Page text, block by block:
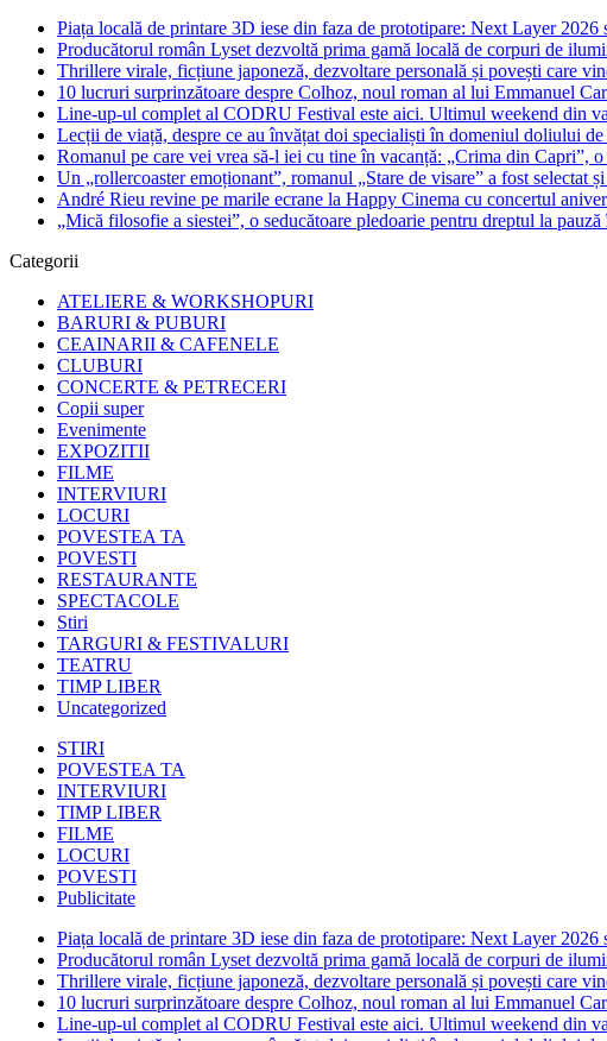
Piața locală de printare 3D iese din faza de prototipare: Next Layer
Producătorul român Lyset dezvoltă prima gamă locală de corpuri de
Thrillere virale, ficțiune japoneză, dezvoltare personală și povești care
10 lucruri surprinzătoare despre Colhoz, noul roman al lui Emmanuel
Line-up-ul complet al CODRU Festival este aici. Ultimul weekend din
Lecții de viață, despre ce au învățat doi specialiști în domeniul doliului
Romanul pe care vei vrea să-l iei cu tine în vacanță: „Crima din Capri”,
Un „rollercoaster emoționant”, romanul „Stare de visare” a fost selectat
André Rieu revine pe marile ecrane la Happy Cinema cu concertul
„Mică filosofie a siestei”, o seducătoare pledoarie pentru dreptul la
Categorii
ATELIERE & WORKSHOPURI
BARURI & PUBURI
CEAINARII & CAFENELE
CLUBURI
CONCERTE & PETRECERI
Copii super
Evenimente
EXPOZITII
FILME
INTERVIURI
LOCURI
POVESTEA TA
POVESTI
RESTAURANTE
SPECTACOLE
Stiri
TARGURI & FESTIVALURI
TEATRU
TIMP LIBER
Uncategorized
STIRI
POVESTEA TA
INTERVIURI
TIMP LIBER
FILME
LOCURI
POVESTI
Publicitate
Piața locală de printare 3D iese din faza de prototipare: Next Layer
Producătorul român Lyset dezvoltă prima gamă locală de corpuri de
Thrillere virale, ficțiune japoneză, dezvoltare personală și povești care
10 lucruri surprinzătoare despre Colhoz, noul roman al lui Emmanuel
Line-up-ul complet al CODRU Festival este aici. Ultimul weekend din